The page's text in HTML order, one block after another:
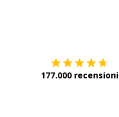
177.000 recensioni